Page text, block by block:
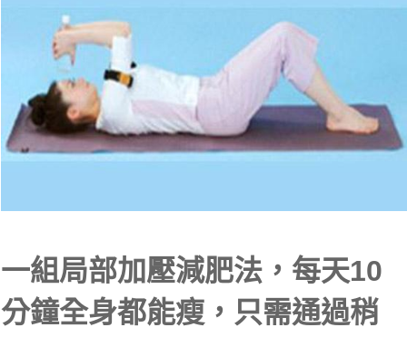
一組局部加壓減肥法，每天10
分鐘全身都能瘦，只需通過稍